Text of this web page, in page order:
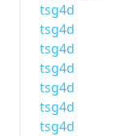
tsg4d
tsg4d
tsg4d
tsg4d
tsg4d
tsg4d
tsg4d